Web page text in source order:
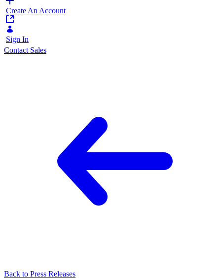
Create An Account
Sign In
Contact Sales
Back to Press Releases